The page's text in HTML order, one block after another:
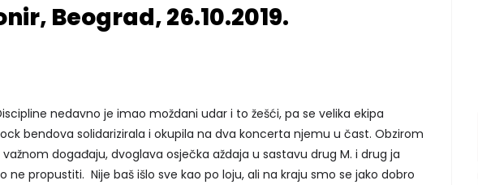
Beograd, 26.10.2019.
nedavno je imao moždani udar i to žešći, pa se velika ekipa
bendova solidarizirala i okupila na dva koncerta njemu u čast. Obzirom
događaju, dvoglava osječka aždaja u sastavu drug M. i drug ja
ne propustiti. Nije baš išlo sve kao po loju, ali na kraju smo se jako dobro